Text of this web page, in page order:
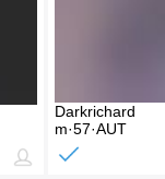
Darkrichard
m·57·AUT